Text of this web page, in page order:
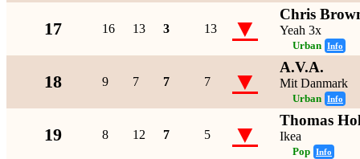
17 16 13 3 13 ▼ Chris
Yeah 3x
Urban Info
18 9 7 7 7 ▼ A.V.A.
Mit Danmark
Urban Info
19 8 12 7 5 ▼ Thomas
Ikea
Pop Info